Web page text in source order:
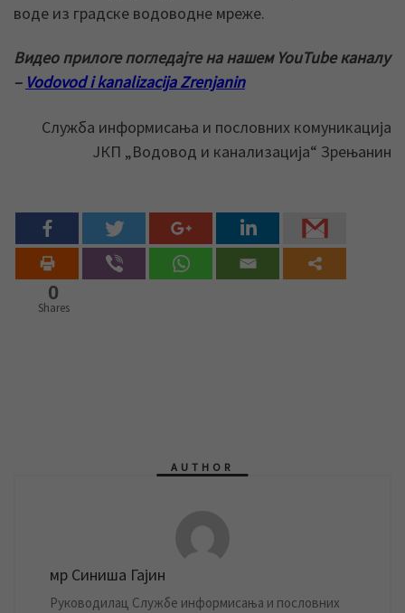
воде из градске водоводне мреже.
Видео прилоге погледајте на нашем YouTube каналу
– Vodovod i kanalizacija Zrenjanin
Служба информисања и пословних комуникација
ЈКП „Водовод и канализација“ Зрењанин
0
Shares
AUTHOR
мр Синиша Гајин
Руководилац Службе информисања и пословних